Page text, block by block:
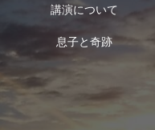
講演について
息子と奇跡